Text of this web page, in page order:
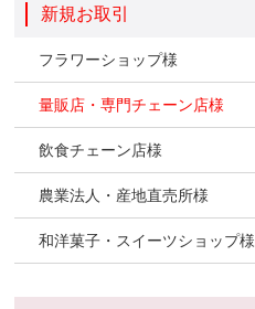
新規お取引
フラワーショップ様
量販店・専門チェーン店様
飲食チェーン店様
農業法人・産地直売所様
和洋菓子・スイーツショップ様